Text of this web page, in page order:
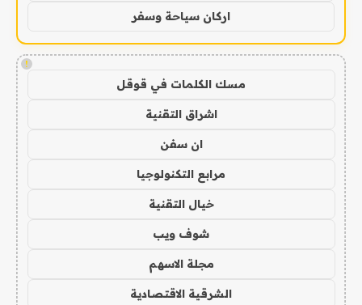
اركان سياحة وسفر
!
مسك الكلمات في قوقل
اشراق التقنية
ان سفن
مرابع التكنولوجيا
خيال التقنية
شوف ويب
مجلة الاسهم
الشرقية الاقتصادية